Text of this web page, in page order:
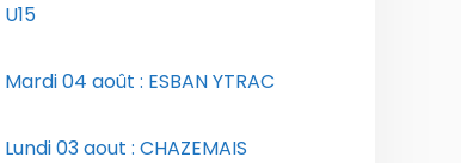
U15
Mardi 04 août : ESBAN YTRAC
Lundi 03 aout : CHAZEMAIS